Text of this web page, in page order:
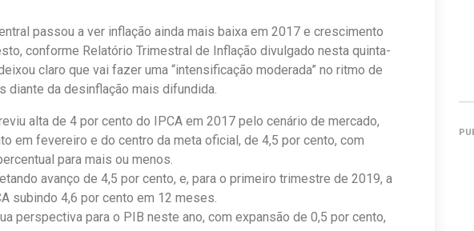
passou a ver inflação ainda mais baixa em 2017 e crescimento
conforme Relatório Trimestral de Inflação divulgado nesta quinta-
claro que vai fazer uma “intensificação moderada” no ritmo de
diante da desinflação mais difundida.
alta de 4 por cento do IPCA em 2017 pelo cenário de mercado,
em fevereiro e do centro da meta oficial, de 4,5 por cento, com
para mais ou menos.
avanço de 4,5 por cento, e, para o primeiro trimestre de 2019, a
subindo 4,6 por cento em 12 meses.
perspectiva para o PIB neste ano, com expansão de 0,5 por cento,